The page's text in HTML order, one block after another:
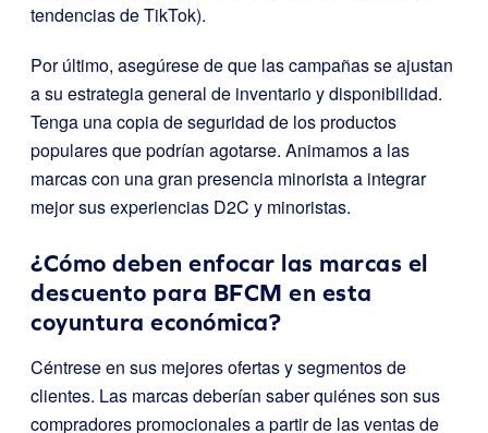
tendencias de TikTok).
Por último, asegúrese de que las campañas se ajustan
a su estrategia general de inventario y disponibilidad.
Tenga una copia de seguridad de los productos
populares que podrían agotarse. Animamos a las
marcas con una gran presencia minorista a integrar
mejor sus experiencias D2C y minoristas.
¿Cómo deben enfocar las marcas el
descuento para BFCM en esta
coyuntura económica?
Céntrese en sus mejores ofertas y segmentos de
clientes. Las marcas deberían saber quiénes son sus
compradores promocionales a partir de las ventas de